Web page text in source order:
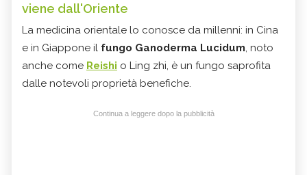
viene dall'Oriente
La medicina orientale lo conosce da millenni: in Cina
e in Giappone il fungo Ganoderma Lucidum, noto
anche come Reishi o Ling zhi, è un fungo saprofita
dalle notevoli proprietà benefiche.
Continua a leggere dopo la pubblicità